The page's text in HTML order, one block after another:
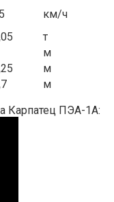
км/ч
т
м
м
м
Карпатец ПЭА-1А: